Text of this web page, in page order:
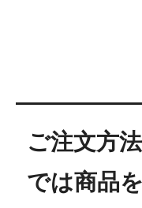
ご注文方法
では商品